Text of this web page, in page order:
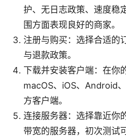
护、无日志政策、速度稳
围方面表现良好的商家。
注册与购买：选择合适的
与退款政策。
下载并安装客户端：在你
macOS、iOS、Android
方客户端。
连接服务器：选择靠近你
带宽的服务器，初次测试